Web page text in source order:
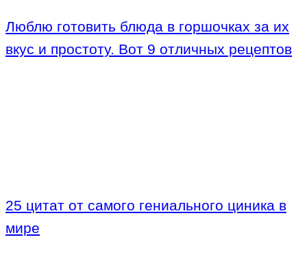
Люблю готовить блюда в горшочках за их
вкус и простоту. Вот 9 отличных рецептов
25 цитат от самого гениального циника в
мире